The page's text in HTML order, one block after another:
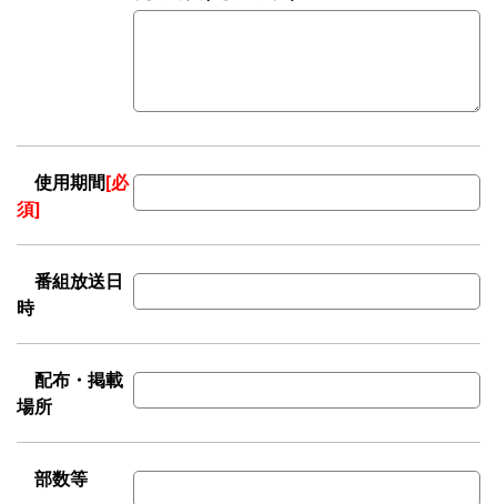
使用期間[必
須]
番組放送日
時
配布・掲載
場所
部数等